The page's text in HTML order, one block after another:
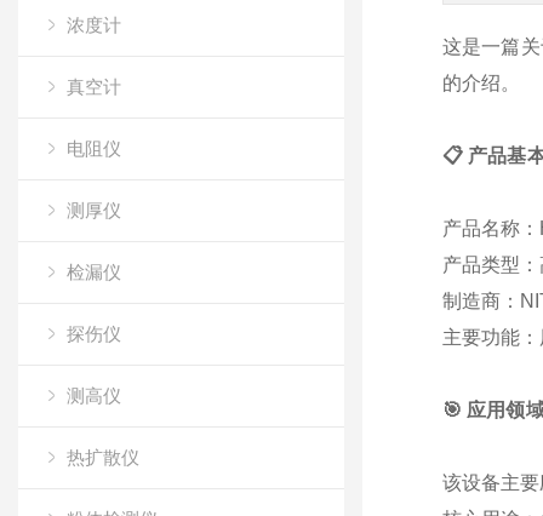
浓度计
真空计
电阻仪
测厚仪
检漏仪
探伤仪
测高仪
热扩散仪
这是一篇
的介绍。
📋 产品基
产品名称：
产品类型
制造商：
主要功能：
🎯 应用领
该设备主